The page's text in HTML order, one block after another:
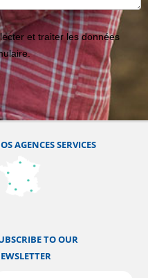
et traiter les données
AGENCES SERVICES
TO OUR